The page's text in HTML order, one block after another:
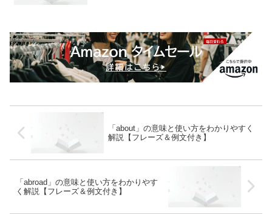
「about」の意味と使い方をわかりやすく
解説【フレーズ＆例文付き】
「abroad」の意味と使い方をわかりやす
く解説【フレーズ＆例文付き】